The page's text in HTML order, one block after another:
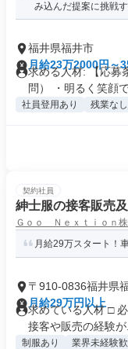
み込んだ提案に挑戦
福井県福井市
月給23万2000円～
求める人材: 【応募
問） ・明るく笑顔で
社員登用あり 残業なし
契約社員
紳士服の接客販売
Ｇｏｏ Ｎｅｘｔｉｏｎ
月給29万スタート！
〒910-0836福井県
月給29万円以上
求めている人材 □
接客や販売の経験が
制服あり 業界未経験